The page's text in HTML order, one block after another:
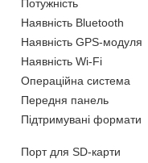
Потужність
Наявність Bluetooth
Наявність GPS-модуля
Наявність Wi-Fi
Операційна система
Передня панель
Підтримувані формати
Порт для SD-карти